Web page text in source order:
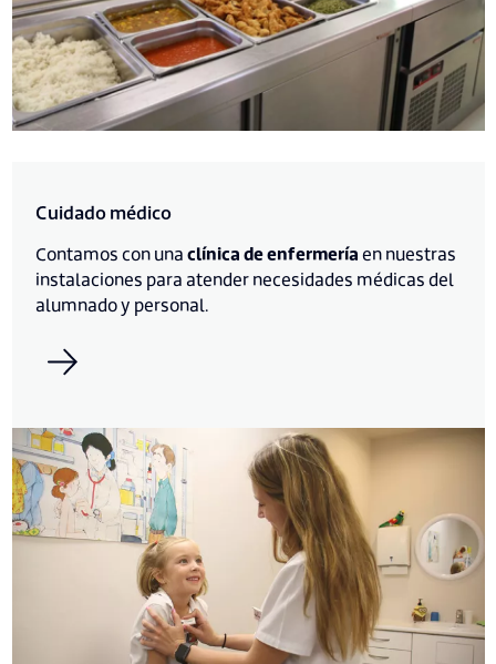
Cuidado médico
Contamos con unaclínica de enfermeríaen nuestras
instalaciones para atender necesidades médicas del
alumnado y personal.